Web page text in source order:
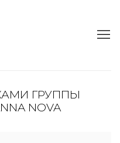
ГРУППЫ
NOVA